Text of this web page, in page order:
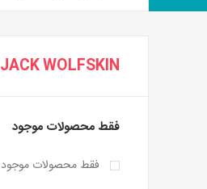
JACK WOLFSKIN
فقط محصولات موجود
فقط محصولات موجود